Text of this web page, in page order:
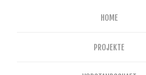
HOME
PROJEKTE